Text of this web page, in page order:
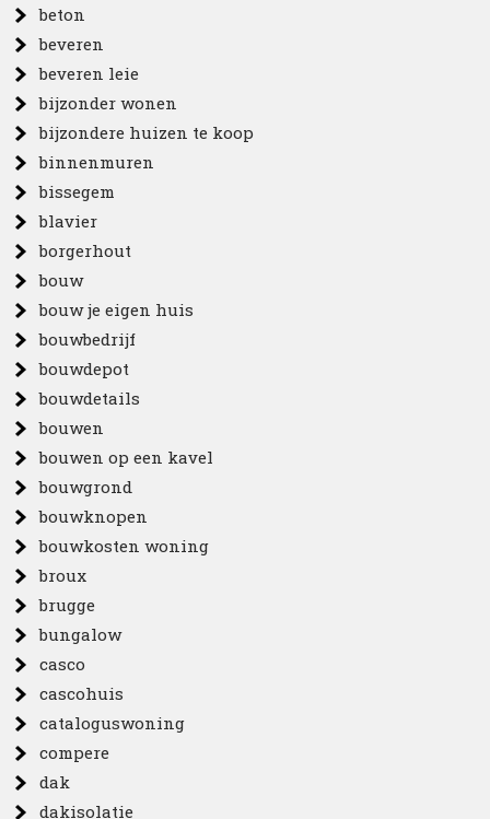
beton
beveren
beveren leie
bijzonder wonen
bijzondere huizen te koop
binnenmuren
bissegem
blavier
borgerhout
bouw
bouw je eigen huis
bouwbedrijf
bouwdepot
bouwdetails
bouwen
bouwen op een kavel
bouwgrond
bouwknopen
bouwkosten woning
broux
brugge
bungalow
casco
cascohuis
cataloguswoning
compere
dak
dakisolatie